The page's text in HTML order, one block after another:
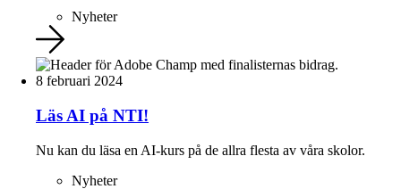
Nyheter
8 februari 2024
Läs AI på NTI!
Nu kan du läsa en AI-kurs på de allra flesta av våra skolor.
Nyheter